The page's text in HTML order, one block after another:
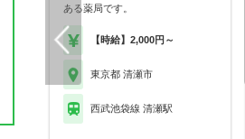
ある薬局です。
【時給】2,000円～
東京都 清瀬市
西武池袋線 清瀬駅